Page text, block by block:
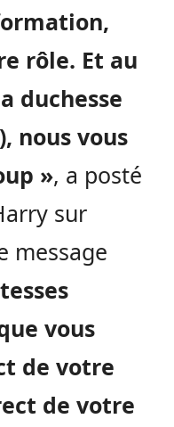
rôle. Et au
duchesse
nous vous
», a posté
sur
message
vous
de votre
de votre